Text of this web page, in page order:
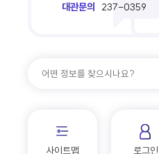
대관문의
237-0359
사이트맵 로그인